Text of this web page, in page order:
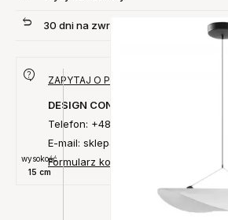
30 dni na zwrot produktu
ZAPYTAJ O PRODUKT
DESIGN CONCEPT
Telefon: +48 735 027 014
E-mail: sklep@designconcept.pl
Formularz kontaktowy
wysokość
15 cm